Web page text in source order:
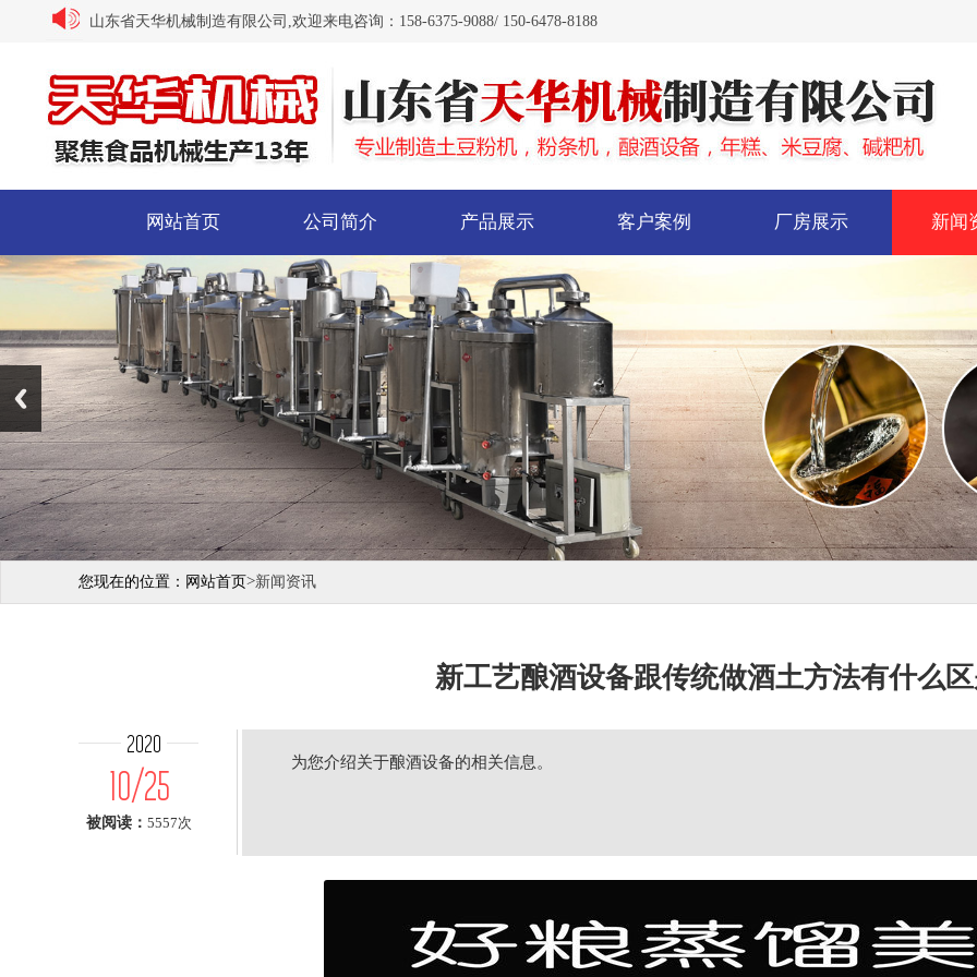
山东省天华机械制造有限公司,欢迎来电咨询：158-6375-9088/ 150-6478-8188
网站首页 公司简介 产品展示 客户案例 厂房展示 新闻
您现在的位置： 网站首页>新闻资讯
新工艺酿酒设备跟传统做酒土方法有什么
2020
10/25
被阅读： 5557次
为您介绍关于酿酒设备的相关信息。